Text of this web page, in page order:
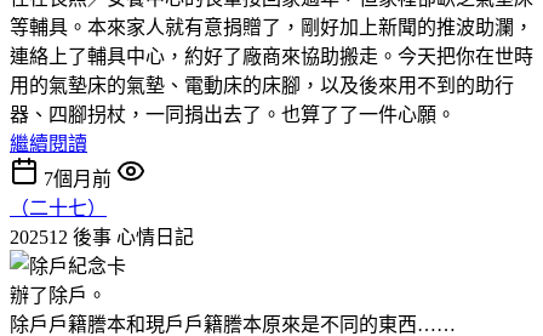
等輔具。本來家人就有意捐贈了，剛好加上新聞的推波助瀾，
連絡上了輔具中心，約好了廠商來協助搬走。今天把你在世時
用的氣墊床的氣墊、電動床的床腳，以及後來用不到的助行
器、四腳拐杖，一同捐出去了。也算了了一件心願。
繼續閱讀
7個月前
（二十七）
202512 後事 心情日記
辦了除戶。
除戶戶籍謄本和現戶戶籍謄本原來是不同的東西……